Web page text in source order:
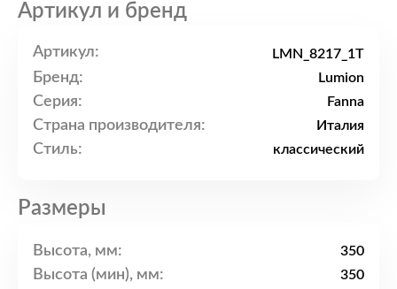
Артикул и бренд
Артикул: LMN_8217_1T
Бренд: Lumion
Серия: Fanna
Страна производителя: Италия
Стиль: классический
Размеры
Высота, мм: 350
Высота (мин), мм: 350